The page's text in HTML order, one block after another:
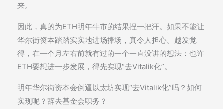
来。
因此，真的为ETH明年牛市的结果捏一把汗。如果不能让
华尔街资本踏踏实实地进场捧场，真令人担心。越发觉
得，在一个月左右前就有过的一个一直没讲的想法：也许
ETH要想进一步发展，得先实现“去Vitalik化”。
明年华尔街资本会倒逼以太坊实现“去Vitalik化”吗？如何
实现呢？辞去基金会职务？